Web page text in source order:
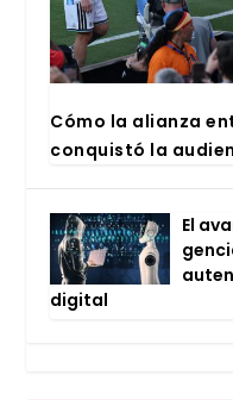
Cómo la alian­za
con­quis­tó la
El
digi­tal